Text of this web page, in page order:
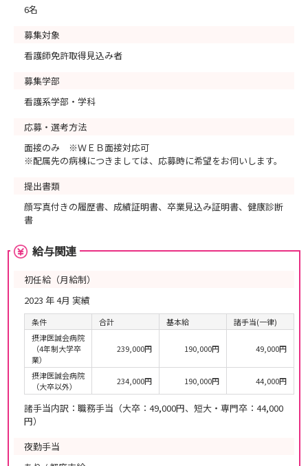
6名
募集対象
看護師免許取得見込み者
募集学部
看護系学部・学科
応募・選考方法
面接のみ ※ＷＥＢ面接対応可
※配属先の病棟につきましては、応募時に希望をお伺いします。
提出書類
顔写真付きの履歴書、成績証明書、卒業見込み証明書、健康診断
書
給与関連
初任給（月給制）
2023 年 4月 実績
条件 合計 基本給
諸手当(一律)
摂津医誠会病院
（4年制大学卒
業）
239,000円 190,000円 49,000円
摂津医誠会病院
（大卒以外）
234,000円 190,000円 44,000円
諸手当内訳：職務手当（大卒：49,000円、短大・専門卒：44,000
円）
夜勤手当